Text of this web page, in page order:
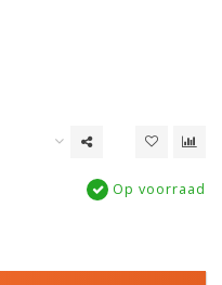
Op voorraad